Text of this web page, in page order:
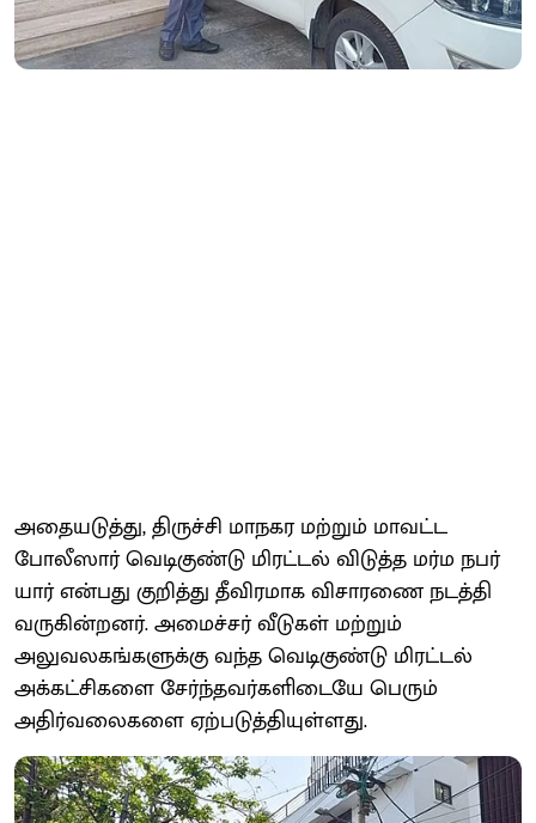
அதையடுத்து, திருச்சி மாநகர மற்றும் மாவட்ட
போலீஸார் வெடிகுண்டு மிரட்டல் விடுத்த மர்ம நபர்
யார் என்பது குறித்து தீவிரமாக விசாரணை நடத்தி
வருகின்றனர். அமைச்சர் வீடுகள் மற்றும்
அலுவலகங்களுக்கு வந்த வெடிகுண்டு மிரட்டல்
அக்கட்சிகளை சேர்ந்தவர்களிடையே பெரும்
அதிர்வலைகளை ஏற்படுத்தியுள்ளது.